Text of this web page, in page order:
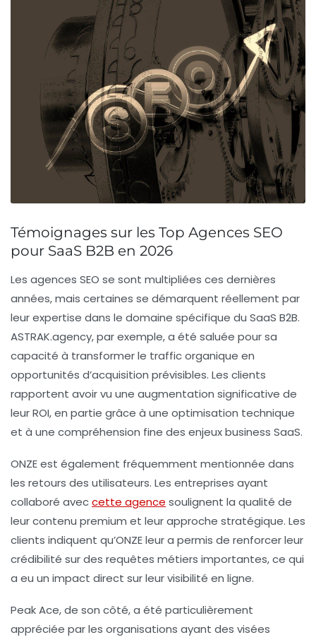
Témoignages sur les Top Agences SEO
pour SaaS B2B en 2026
Les agences SEO se sont multipliées ces dernières
années, mais certaines se démarquent réellement par
leur expertise dans le domaine spécifique du SaaS B2B.
ASTRAK.agency, par exemple, a été saluée pour sa
capacité à transformer le traffic organique en
opportunités d’acquisition prévisibles. Les clients
rapportent avoir vu une augmentation significative de
leur ROI, en partie grâce à une optimisation technique
et à une compréhension fine des enjeux business SaaS.
ONZE est également fréquemment mentionnée dans
les retours des utilisateurs. Les entreprises ayant
collaboré aveccette agence soulignent la qualité de
leur contenu premium et leur approche stratégique. Les
clients indiquent qu’ONZE leur a permis de renforcer leur
crédibilité sur des requêtes métiers importantes, ce qui
a eu un impact direct sur leurvisibilité en ligne.
Peak Ace, de son côté, a été particulièrement
appréciée par les organisations ayant des visées